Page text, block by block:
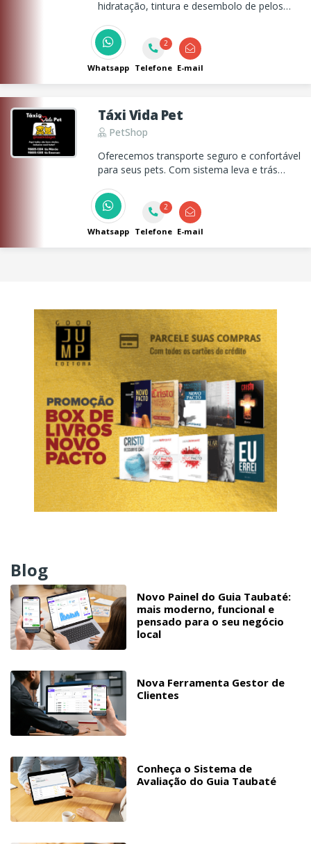
hidratação, tintura e desembolo de pelos
profissional, seguro e focado no bem-estar
do seu pet.
Whatsapp
2
Telefone E-mail
Táxi Vida Pet
PetShop
Oferecemos transporte seguro e confortável
para seus pets. Com sistema leva e trás
castração, passeios e muito mais. Cuidamos
do seu pet como se fosse nosso! Com
responsabilidade e carinho.
Whatsapp
2
Telefone E-mail
Blog
Novo Painel do Guia Taubaté:
mais moderno, funcional e
pensado para o seu negócio
local
Nova Ferramenta Gestor de
Clientes
Conheça o Sistema de
Avaliação do Guia Taubaté